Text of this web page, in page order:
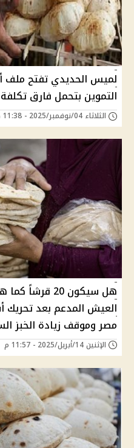
لميس الحديدي تفتح ملف
التموين بتحمل فارق
الثلاثاء 04/نوفمبر/2025 - 11:38 ص
هل سيكون 20
العيش المدعم بعد تحريك
مصر وموقف زيادة الخبز
الإثنين 14/أبريل/2025 - 11:57 م